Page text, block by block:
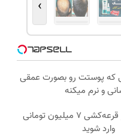
›
که پوستت رو بصورت عمقی
و نرم میکنه
جهت شرکت در قرعه‌کشی ۷ میلیون تومانی
وارد شوید